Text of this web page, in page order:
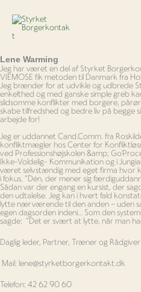
indholdet
Lene Warming
Jeg har været en del af Styrket
VIEMOSE fik metoden til Danmark fra
Jeg brænder for at udvikle og udbrede
enkelthed og med ganske simple greb
slidsomme konflikter med borgere,
skabe tilfredshed og bedre liv på
arbejde for!
Jeg er uddannet Cand.Comm. fra
konfliktmægler hos Center for
ved Professionshøjskolen &amp;
Ikke-Voldelig- Kommunikation og i
været selvstændig med eget firma hvor
i fokus. ”Dén, der mener sig
Sådan var der engang en kursist, der
den udtalelse. Jeg kan i hvert fald
lytte nærværende til den anden – uden
egen dagsorden indeni… Som den
sagde: ”Det er svært at lytte, når man
Daglig leder, Partner, Træner og Rådgiver
Mail: lene@styrketborgerkontakt.dk
Telefon: 42 62 90 60